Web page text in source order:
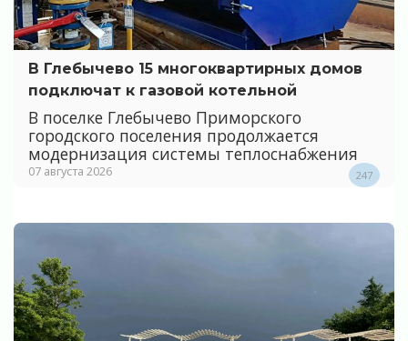
В Глебычево 15 многоквартирных домов
подключат к газовой котельной
В поселке Глебычево Приморского
городского поселения продолжается
модернизация системы теплоснабжения
07 августа 2026 247